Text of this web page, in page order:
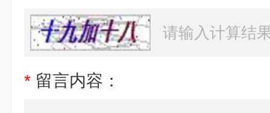
* 留言内容：